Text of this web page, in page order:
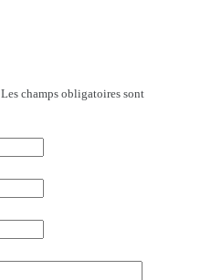
Les champs obligatoires sont